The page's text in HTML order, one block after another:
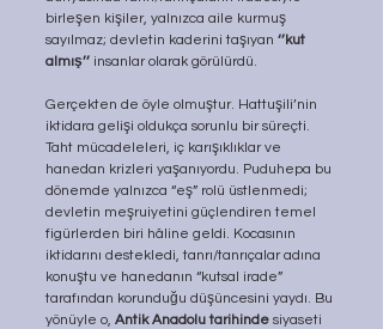
birleşen kişiler, yalnızca aile kurmuş
sayılmaz; devletin kaderini taşıyan ‘’kut
almış’’ insanlar olarak görülürdü.
Gerçekten de öyle olmuştur. Hattuşili’nin
iktidara gelişi oldukça sorunlu bir süreçti.
Taht mücadeleleri, iç karışıklıklar ve
hanedan krizleri yaşanıyordu. Puduhepa bu
dönemde yalnızca “eş” rolü üstlenmedi;
devletin meşruiyetini güçlendiren temel
figürlerden biri hâline geldi. Kocasının
iktidarını destekledi, tanrı/tanrıçalar adına
konuştu ve hanedanın “kutsal irade”
tarafından korunduğu düşüncesini yaydı. Bu
yönüyle o, Antik Anadolu tarihinde siyaseti